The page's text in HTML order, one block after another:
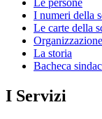
Le persone
I numeri della
Le carte della
Organizzazione
La storia
Bacheca
I Servizi